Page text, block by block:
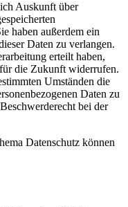
Auskunft über
haben außerdem ein
Daten zu verlangen.
erteilt haben,
die Zukunft widerrufen.
Umständen die
Daten zu
bei der
Datenschutz können